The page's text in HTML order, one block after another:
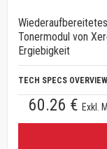
Tonermodul von
Ergiebigkeit
TECH SPECS OVERVIEW
60.26 € Exkl.